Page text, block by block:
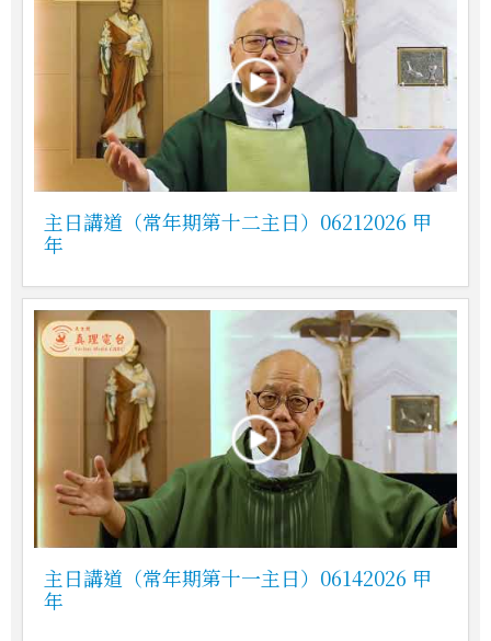
主日講道（常年期第十二主日）06212026 甲
年
主日講道（常年期第十一主日）06142026 甲
年